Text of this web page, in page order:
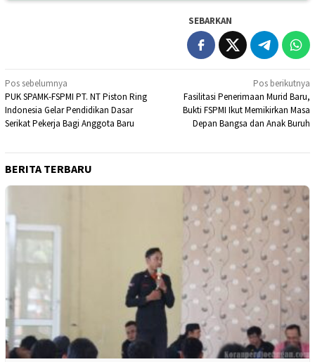
SEBARKAN
Navigasi
pos
Pos sebelumnya
PUK SPAMK-FSPMI PT. NT Piston Ring
Indonesia Gelar Pendidikan Dasar
Serikat Pekerja Bagi Anggota Baru
Pos berikutnya
Fasilitasi Penerimaan Murid Baru,
Bukti FSPMI Ikut Memikirkan Masa
Depan Bangsa dan Anak Buruh
BERITA TERBARU